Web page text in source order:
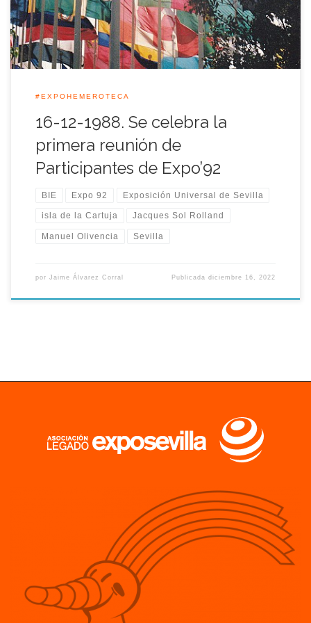
que asistieron representantes de todos los […]
#EXPOHEMEROTECA
16-12-1988. Se celebra la
primera reunión de
Participantes de Expo’92
BIE Expo 92 Exposición Universal de Sevilla
isla de la Cartuja Jacques Sol Rolland
Manuel Olivencia Sevilla
por Jaime Álvarez Corral Publicadadiciembre 16, 2022